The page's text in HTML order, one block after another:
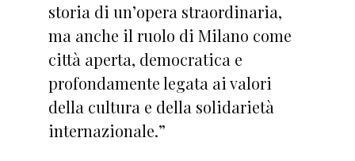
storia di un’opera straordinaria,
ma anche il ruolo di Milano come
città aperta, democratica e
profondamente legata ai valori
della cultura e della solidarietà
internazionale.”